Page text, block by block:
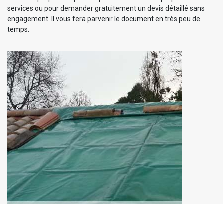
services ou pour demander gratuitement un devis détaillé sans
engagement. Il vous fera parvenir le document en très peu de
temps.